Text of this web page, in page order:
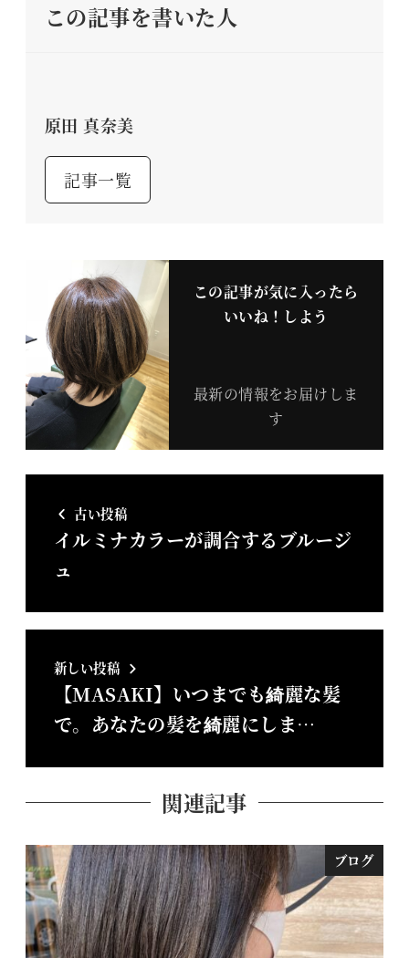
この記事を書いた人
原田 真奈美
記事一覧
この記事が気に入ったら
いいね！しよう
最新の情報をお届けしま
す
古い投稿
イルミナカラーが調合するブルージ
ュ
新しい投稿
【MASAKI】いつまでも綺麗な髪
で。あなたの髪を綺麗にしま…
関連記事
ブログ